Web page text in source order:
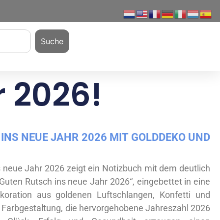
Suche
2026!
NEUE JAHR 2026 MIT GOLDDEKO UND
neue Jahr 2026 zeigt ein Notizbuch mit dem deutlich
Rutsch ins neue Jahr 2026“, eingebettet in eine
aus goldenen Luftschlangen, Konfetti und
die hervorgehobene Jahreszahl 2026